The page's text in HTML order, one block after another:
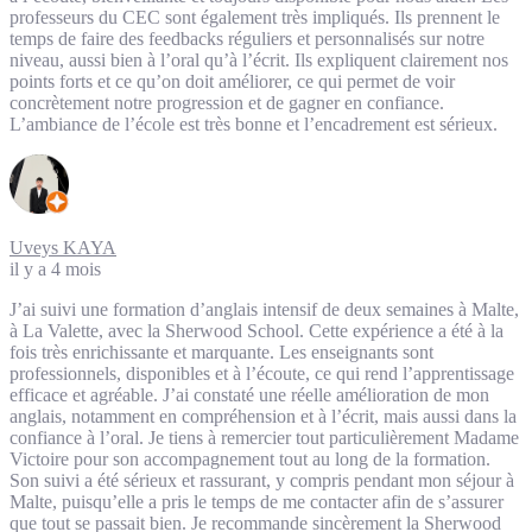
professeurs du CEC sont également très impliqués. Ils prennent le
temps de faire des feedbacks réguliers et personnalisés sur notre
niveau, aussi bien à l’oral qu’à l’écrit. Ils expliquent clairement nos
points forts et ce qu’on doit améliorer, ce qui permet de voir
concrètement notre progression et de gagner en confiance.
L’ambiance de l’école est très bonne et l’encadrement est sérieux.
Uveys KAYA
il y a 4 mois
J’ai suivi une formation d’anglais intensif de deux semaines à Malte,
à La Valette, avec la Sherwood School. Cette expérience a été à la
fois très enrichissante et marquante. Les enseignants sont
professionnels, disponibles et à l’écoute, ce qui rend l’apprentissage
efficace et agréable. J’ai constaté une réelle amélioration de mon
anglais, notamment en compréhension et à l’écrit, mais aussi dans la
confiance à l’oral. Je tiens à remercier tout particulièrement Madame
Victoire pour son accompagnement tout au long de la formation.
Son suivi a été sérieux et rassurant, y compris pendant mon séjour à
Malte, puisqu’elle a pris le temps de me contacter afin de s’assurer
que tout se passait bien. Je recommande sincèrement la Sherwood